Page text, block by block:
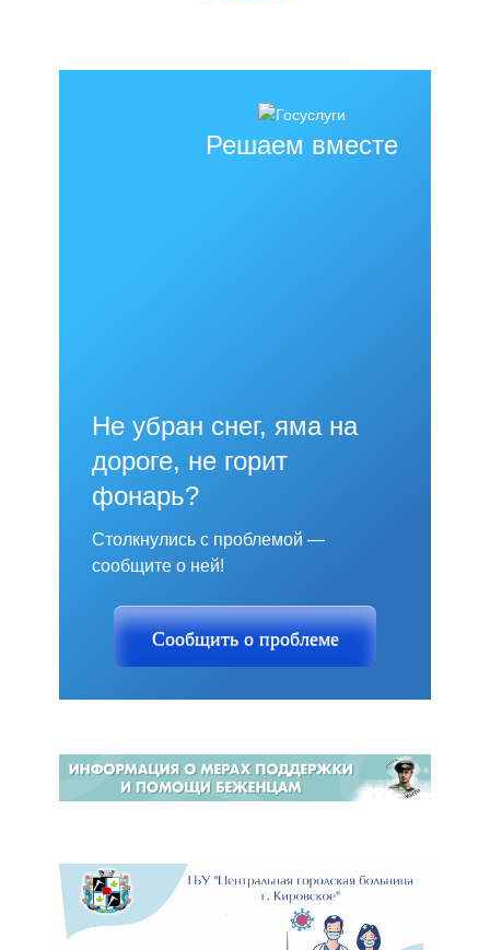
Решаем вместе
Не убран снег, яма на
дороге, не горит
фонарь?
Столкнулись с проблемой —
сообщите о ней!
Сообщить о проблеме